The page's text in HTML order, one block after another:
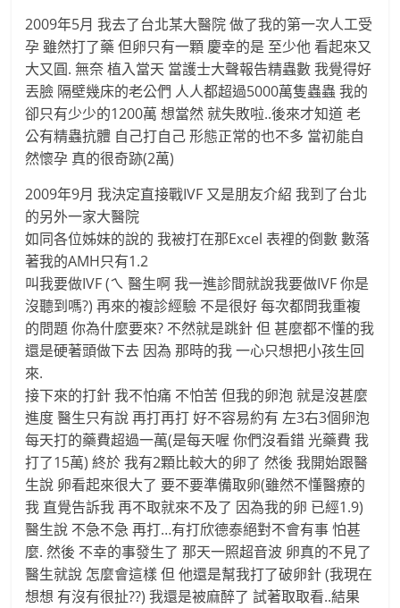
2009年5月 我去了台北某大醫院 做了我的第一次人工受
孕 雖然打了藥 但卵只有一顆 慶幸的是 至少他 看起來又
大又圓. 無奈 植入當天 當護士大聲報告精蟲數 我覺得好
丟臉 隔壁幾床的老公們 人人都超過5000萬隻蟲蟲 我的
卻只有少少的1200萬 想當然 就失敗啦..後來才知道 老
公有精蟲抗體 自己打自己 形態正常的也不多 當初能自
然懷孕 真的很奇跡(2萬)
2009年9月 我決定直接戰IVF 又是朋友介紹 我到了台北
的另外一家大醫院
如同各位姊妹的說的 我被打在那Excel 表裡的倒數 數落
著我的AMH只有1.2
叫我要做IVF (ㄟ 醫生啊 我一進診間就說我要做IVF 你是
沒聽到嗎?) 再來的複診經驗 不是很好 每次都問我重複
的問題 你為什麼要來? 不然就是跳針 但 甚麼都不懂的我
還是硬著頭做下去 因為 那時的我 一心只想把小孩生回
來.
接下來的打針 我不怕痛 不怕苦 但我的卵泡 就是沒甚麼
進度 醫生只有說 再打再打 好不容易約有 左3右3個卵泡
每天打的藥費超過一萬(是每天喔 你們沒看錯 光藥費 我
打了15萬) 終於 我有2顆比較大的卵了 然後 我開始跟醫
生說 卵看起來很大了 要不要準備取卵(雖然不懂醫療的
我 直覺告訴我 再不取就來不及了 因為我的卵 已經1.9)
醫生說 不急不急 再打…有打欣德泰絕對不會有事 怕甚
麼. 然後 不幸的事發生了 那天一照超音波 卵真的不見了
醫生就說 怎麼會這樣 但 他還是幫我打了破卵針 (我現在
想想 有沒有很扯??) 我還是被麻醉了 試著取取看..結果